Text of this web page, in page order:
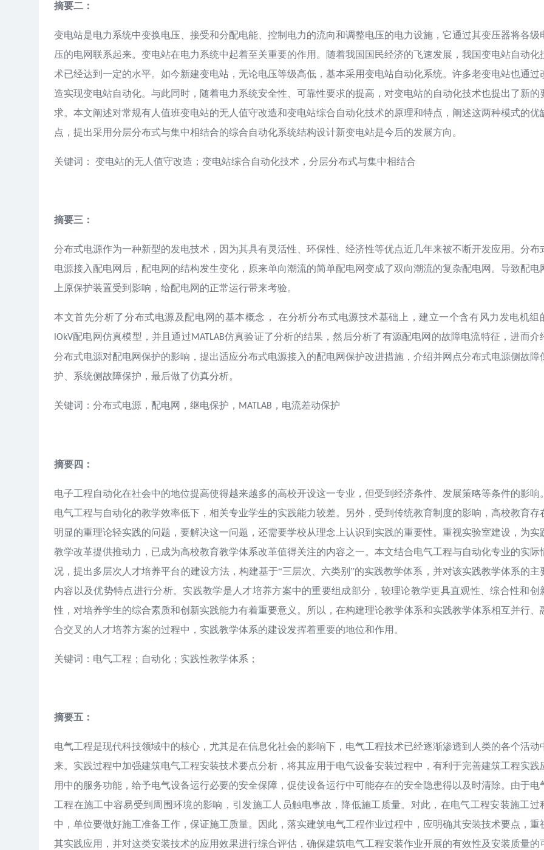
摘要二：
变电站是电力系统中变换电压、接受和分配电能、控制电力的流向和调整电压的电力设施，它通过其变压器将各级
压的电网联系起来。变电站在电力系统中起着至关重要的作用。随着我国国民经济的飞速发展，我国变电站自动化
术已经达到一定的水平。如今新建变电站，无论电压等级高低，基本采用变电站自动化系统。许多老变电站也通过
造实现变电站自动化。与此同时，随着电力系统安全性、可靠性要求的提高，对变电站的自动化技术也提出了新的
求。本文阐述对常规有人值班变电站的无人值守改造和变电站综合自动化技术的原理和特点，阐述这两种模式的优
点，提出采用分层分布式与集中相结合的综合自动化系统结构设计新变电站是今后的发展方向。
关键词： 变电站的无人值守改造；变电站综合自动化技术，分层分布式与集中相结合
摘要三：
分布式电源作为一种新型的发电技术，因为其具有灵活性、环保性、经济性等优点近几年来被不断开发应用。分布
电源接入配电网后，配电网的结构发生变化，原来单向潮流的简单配电网变成了双向潮流的复杂配电网。导致配电
上原保护装置受到影响，给配电网的正常运行带来考验。
本文首先分析了分布式电源及配电网的基本概念， 在分析分布式电源技术基础上，建立一个含有风力发电机组
lOkV配电网仿真模型，并且通过MATLAB仿真验证了分析的结果，然后分析了有源配电网的故障电流特征，进而介
分布式电源对配电网保护的影响，提出适应分布式电源接入的配电网保护改进措施，介绍并网点分布式电源侧故障
护、系统侧故障保护，最后做了仿真分析。
关键词：分布式电源，配电网，继电保护， MATLAB ，电流差动保护
摘要四：
电子工程自动化在社会中的地位提高使得越来越多的高校开设这一专业，但受到经济条件、发展策略等条件的影响
电气工程与自动化的教学效率低下，相关专业学生的实践能力较差。另外，受到传统教育制度的影响，高校教育存
明显的重理论轻实践的问题，要解决这一问题，还需要学校从理念上认识到实践的重要性。重视实验室建设，为实
教学改革提供推动力，已成为高校教育教学体系改革值得关注的内容之一。本文结合电气工程与自动化专业的实际
况，提出多层次人才培养平台的建设方法，构建基于“三层次、六类别”的实践教学体系，并对该实践教学体系的主
内容以及优势特点进行分析。实践教学是人才培养方案中的重要组成部分，较理论教学更具直观性、综合性和创
性，对培养学生的综合素质和创新实践能力有着重要意义。所以，在构建理论教学体系和实践教学体系相互并行、
合交叉的人才培养方案的过程中，实践教学体系的建设发挥着重要的地位和作用。
关键词：电气工程；自动化；实践性教学体系；
摘要五：
电气工程是现代科技领域中的核心，尤其是在信息化社会的影响下，电气工程技术已经逐渐渗透到人类的各个活动
来。实践过程中加强建筑电气工程安装技术要点分析，将其应用于电气设备安装过程中，有利于完善建筑工程实践
用中的服务功能，给予电气设备运行必要的安全保障，促使设备运行中可能存在的安全隐患得以及时清除。由于电
工程在施工中容易受到周围环境的影响，引发施工人员触电事故，降低施工质量。对此，在电气工程安装施工过
中，单位要做好施工准备工作，保证施工质量。因此，落实建筑电气工程作业过程中，应明确其安装技术要点，重
其实践应用，并对这类安装技术的应用效果进行综合评估，确保建筑电气工程安装作业开展的有效性及安装质量的